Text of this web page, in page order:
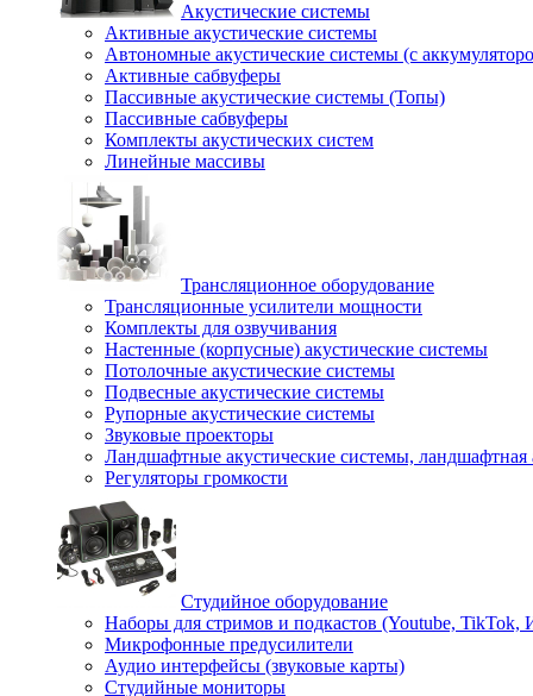
Акустические системы
Активные акустические системы
Автономные акустические системы (с
Активные сабвуферы
Пассивные акустические системы (Топы)
Пассивные сабвуферы
Комплекты акустических систем
Линейные массивы
Трансляционное оборудование
Трансляционные усилители мощности
Комплекты для озвучивания
Настенные (корпусные) акустические системы
Потолочные акустические системы
Подвесные акустические системы
Рупорные акустические системы
Звуковые проекторы
Ландшафтные акустические системы, ландшафтная
Регуляторы громкости
Студийное оборудование
Наборы для стримов и подкастов (Youtube, TikTok,
Микрофонные предусилители
Аудио интерфейсы (звуковые карты)
Студийные мониторы